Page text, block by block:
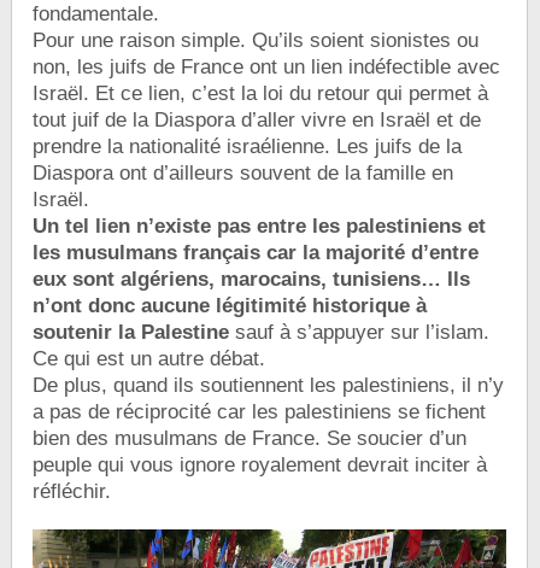
fondamentale.
Pour une raison simple. Qu’ils soient sionistes ou
non, les juifs de France ont un lien indéfectible avec
Israël. Et ce lien, c’est la loi du retour qui permet à
tout juif de la Diaspora d’aller vivre en Israël et de
prendre la nationalité israélienne. Les juifs de la
Diaspora ont d’ailleurs souvent de la famille en
Israël.
Un tel lien n’existe pas entre les palestiniens et
les musulmans français car la majorité d’entre
eux sont algériens, marocains, tunisiens… Ils
n’ont donc aucune légitimité historique à
soutenir la Palestinesauf à s’appuyer sur l’islam.
Ce qui est un autre débat.
De plus, quand ils soutiennent les palestiniens, il n’y
a pas de réciprocité car les palestiniens se fichent
bien des musulmans de France. Se soucier d’un
peuple qui vous ignore royalement devrait inciter à
réfléchir.